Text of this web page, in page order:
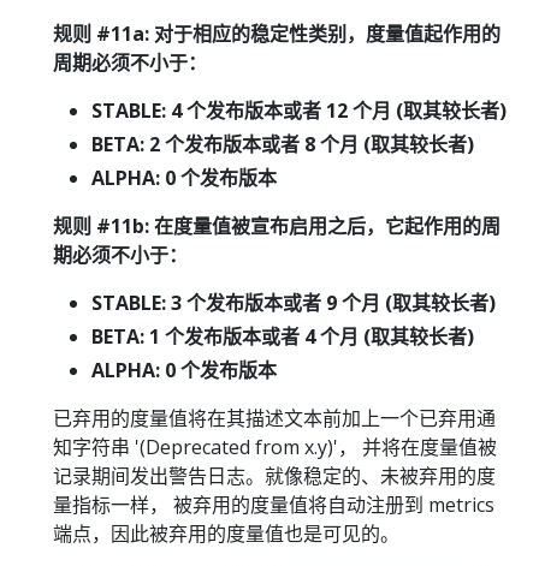
规则 #11a: 对于相应的稳定性类别，度量值起作用的
周期必须不小于：
STABLE: 4 个发布版本或者 12 个月 (取其较长者)
BETA: 2 个发布版本或者 8 个月 (取其较长者)
ALPHA: 0 个发布版本
规则 #11b: 在度量值被宣布启用之后，它起作用的周
期必须不小于：
STABLE: 3 个发布版本或者 9 个月 (取其较长者)
BETA: 1 个发布版本或者 4 个月 (取其较长者)
ALPHA: 0 个发布版本
已弃用的度量值将在其描述文本前加上一个已弃用通
知字符串 '(Deprecated from x.y)'， 并将在度量值被
记录期间发出警告日志。就像稳定的、未被弃用的度
量指标一样， 被弃用的度量值将自动注册到 metrics
端点，因此被弃用的度量值也是可见的。